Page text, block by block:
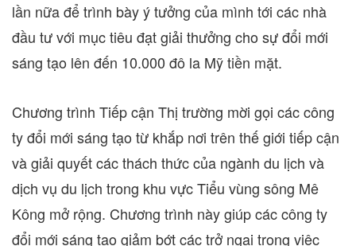
lần nữa để trình bày ý tưởng của mình tới các nhà
đầu tư với mục tiêu đạt giải thưởng cho sự đổi mới
sáng tạo lên đến 10.000 đô la Mỹ tiền mặt.
Chương trình Tiếp cận Thị trường mời gọi các công
ty đổi mới sáng tạo từ khắp nơi trên thế giới tiếp cận
và giải quyết các thách thức của ngành du lịch và
dịch vụ du lịch trong khu vực Tiểu vùng sông Mê
Kông mở rộng. Chương trình này giúp các công ty
đổi mới sáng tạo giảm bớt các trở ngại trong việc